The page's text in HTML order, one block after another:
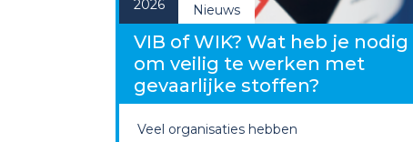
2026
Nieuws
VIB of WIK? Wat heb je nodig
om veilig te werken met
gevaarlijke stoffen?
Veel organisaties hebben